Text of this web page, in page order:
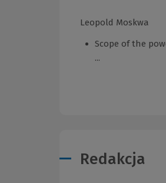
Leopold Moskwa
Scope of the
...
Redakcja